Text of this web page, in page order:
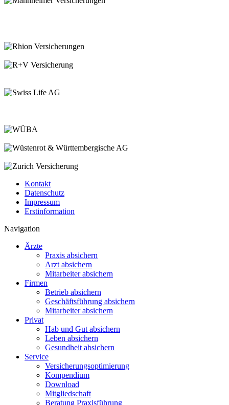
Kontakt
Datenschutz
Impressum
Erstinformation
Navigation
Ärzte
Praxis absichern
Arzt absichern
Mitarbeiter absichern
Firmen
Betrieb absichern
Geschäftsführung absichern
Mitarbeiter absichern
Privat
Hab und Gut absichern
Leben absichern
Gesundheit absichern
Service
Versicherungsoptimierung
Kompendium
Download
Mitgliedschaft
Beratung Praxisführung